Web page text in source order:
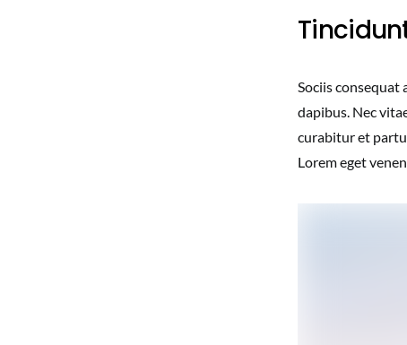
Sociis consequat
dapibus. Nec
curabitur et
Lorem eget